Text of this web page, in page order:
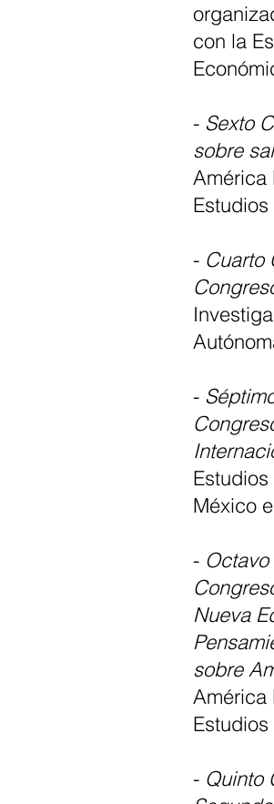
con la
- Sexto
sobre
América
- Cuarto
-
México
-
Nueva
sobre
América
- Quinto